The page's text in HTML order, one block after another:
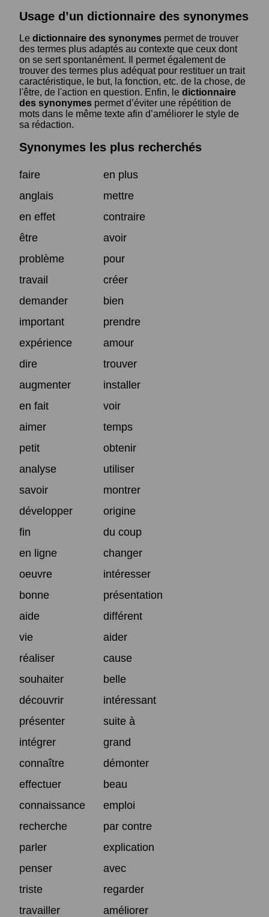
Usage d’un dictionnaire des synonymes
Le dictionnaire des synonymes permet de trouver
des termes plus adaptés au contexte que ceux dont
on se sert spontanément. Il permet également de
trouver des termes plus adéquat pour restituer un trait
caractéristique, le but, la fonction, etc. de la chose, de
l'être, de l'action en question. Enfin, le dictionnaire
des synonymes permet d’éviter une répétition de
mots dans le même texte afin d’améliorer le style de
sa rédaction.
Synonymes les plus recherchés
faire
en plus
anglais
mettre
en effet
contraire
être
avoir
problème
pour
travail
créer
demander
bien
important
prendre
expérience
amour
dire
trouver
augmenter
installer
en fait
voir
aimer
temps
petit
obtenir
analyse
utiliser
savoir
montrer
développer
origine
fin
du coup
en ligne
changer
oeuvre
intéresser
bonne
présentation
aide
différent
vie
aider
réaliser
cause
souhaiter
belle
découvrir
intéressant
présenter
suite à
intégrer
grand
connaître
démonter
effectuer
beau
connaissance
emploi
recherche
par contre
parler
explication
penser
avec
triste
regarder
travailler
améliorer